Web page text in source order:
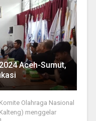
Aceh-Sumut,
Olahraga Nasional
menggelar